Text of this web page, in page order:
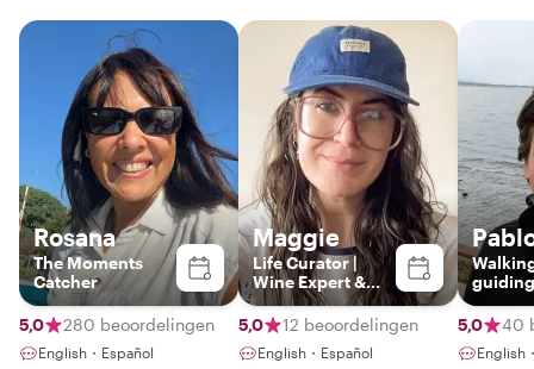
Rosana
The Moments
Catcher
5,0 280 beoordelingen
English・Español
Maggie
Life Curator |
Wine Expert &
Pro
Photographer |
Crafting Tailor-
Made
5,0 12 beoordelingen
English・Español
5,0
40
English